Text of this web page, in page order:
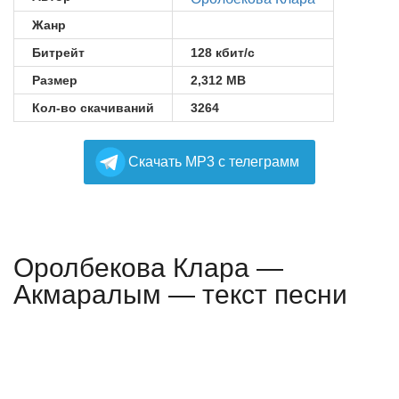
Жанр
Битрейт
128 кбит/с
Размер
2,312 MB
Кол-во скачиваний
3264
Cкачать MP3 с телеграмм
Оролбекова Клара —
Акмаралым — текст песни